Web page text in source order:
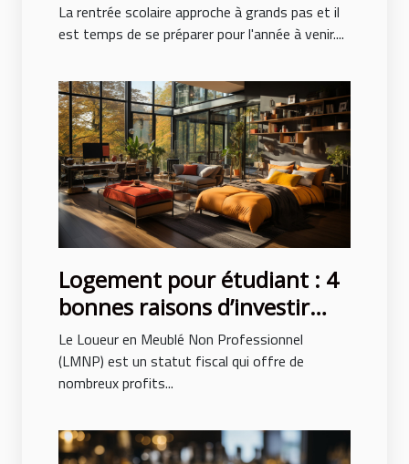
La rentrée scolaire approche à grands pas et il
est temps de se préparer pour l'année à venir....
Logement pour étudiant : 4
bonnes raisons d’investir
avec le LMNP
Le Loueur en Meublé Non Professionnel
(LMNP) est un statut fiscal qui offre de
nombreux profits...